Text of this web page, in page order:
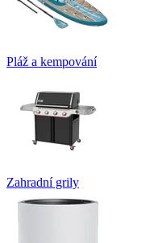
Pláž a kempování
Zahradní grily